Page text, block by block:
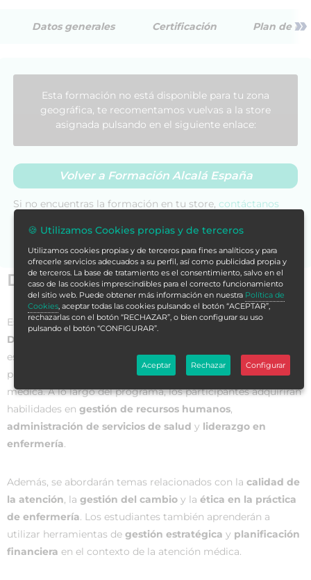
Datos generales Certificación Plan de »
Datos generales
EsteCurso Universitario en Inducción en la Gestión y
Dirección para Enfermería
estudiantes los conocimientos necesarios para liderar,
planificar y gestionar eficazmente en entornos de atención
médica. A lo largo del programa, los participantes adquirirán
habilidades en gestión de recursos humanos,
administración de servicios de salud y liderazgo en
enfermería.
Además, se abordarán temas relacionados con la calidad de
la atención, la gestión del cambio y la ética en la práctica
de enfermería. Los estudiantes también aprenderán a
utilizar herramientas de gestión estratégica y planificación
financiera en el contexto de la atención médica.
Esta formación no está disponible para tu zona
geográfica, te recomentamos vuelvas a la store
asignada pulsando en el siguiente enlace:
Volver a Formación Alcalá España
Si no encuentras la formación en tu store, contáctanos
🍪 Utilizamos Cookies propias y de terceros
Utilizamos cookies propias y de terceros para fines analíticos y para
ofrecerle servicios adecuados a su perfil, así como publicidad propia y
de terceros. La base de tratamiento es el consentimiento, salvo en el
caso de las cookies imprescindibles para el correcto funcionamiento
del sitio web. Puede obtener más información en nuestra Política de
Cookies, aceptar todas las cookies pulsando el botón “ACEPTAR”,
rechazarlas con el botón “RECHAZAR”, o bien configurar su uso
pulsando el botón “CONFIGURAR”.
Aceptar Rechazar Configurar